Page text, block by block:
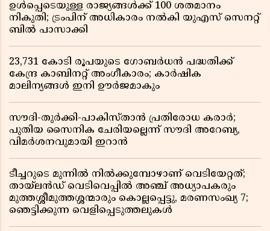
ഉൾപ്പെടെയുള്ള രാജ്യങ്ങൾക്ക് 100 ശതമാനം
നികുതി; ട്രംപിന് അധികാരം നൽകി യുഎസ് സെനറ്റ്
ബിൽ പാസാക്കി
23,731 കോടി രൂപയുടെ ഗോബർധൻ പദ്ധതിക്ക്
കേന്ദ്ര കാബിനറ്റ് അംഗീകാരം; കാർഷിക
മാലിന്യങ്ങൾ ഇനി ഊർജമാകും
സൗദി-തുർക്കി-പാകിസ്താൻ പ്രതിരോധ കരാർ;
പുതിയ സൈനിക ചേരിയല്ലെന്ന് സൗദി അറേബ്യ,
വിമർശനവുമായി ഇറാൻ
ടീച്ചറുടെ മുന്നിൽ നിൽക്കുമ്പോഴാണ് വെടിയേറ്റത്;
തായ്‌ലൻഡ് വെടിവെപ്പിൽ അഞ്ച് അധ്യാപകരും
മുത്തശ്ശീമുത്തശ്ശന്മാരും കൊല്ലപ്പെട്ടു, മരണസംഖ്യ 7;
ഞെട്ടിക്കുന്ന വെളിപ്പെടുത്തലുകൾ